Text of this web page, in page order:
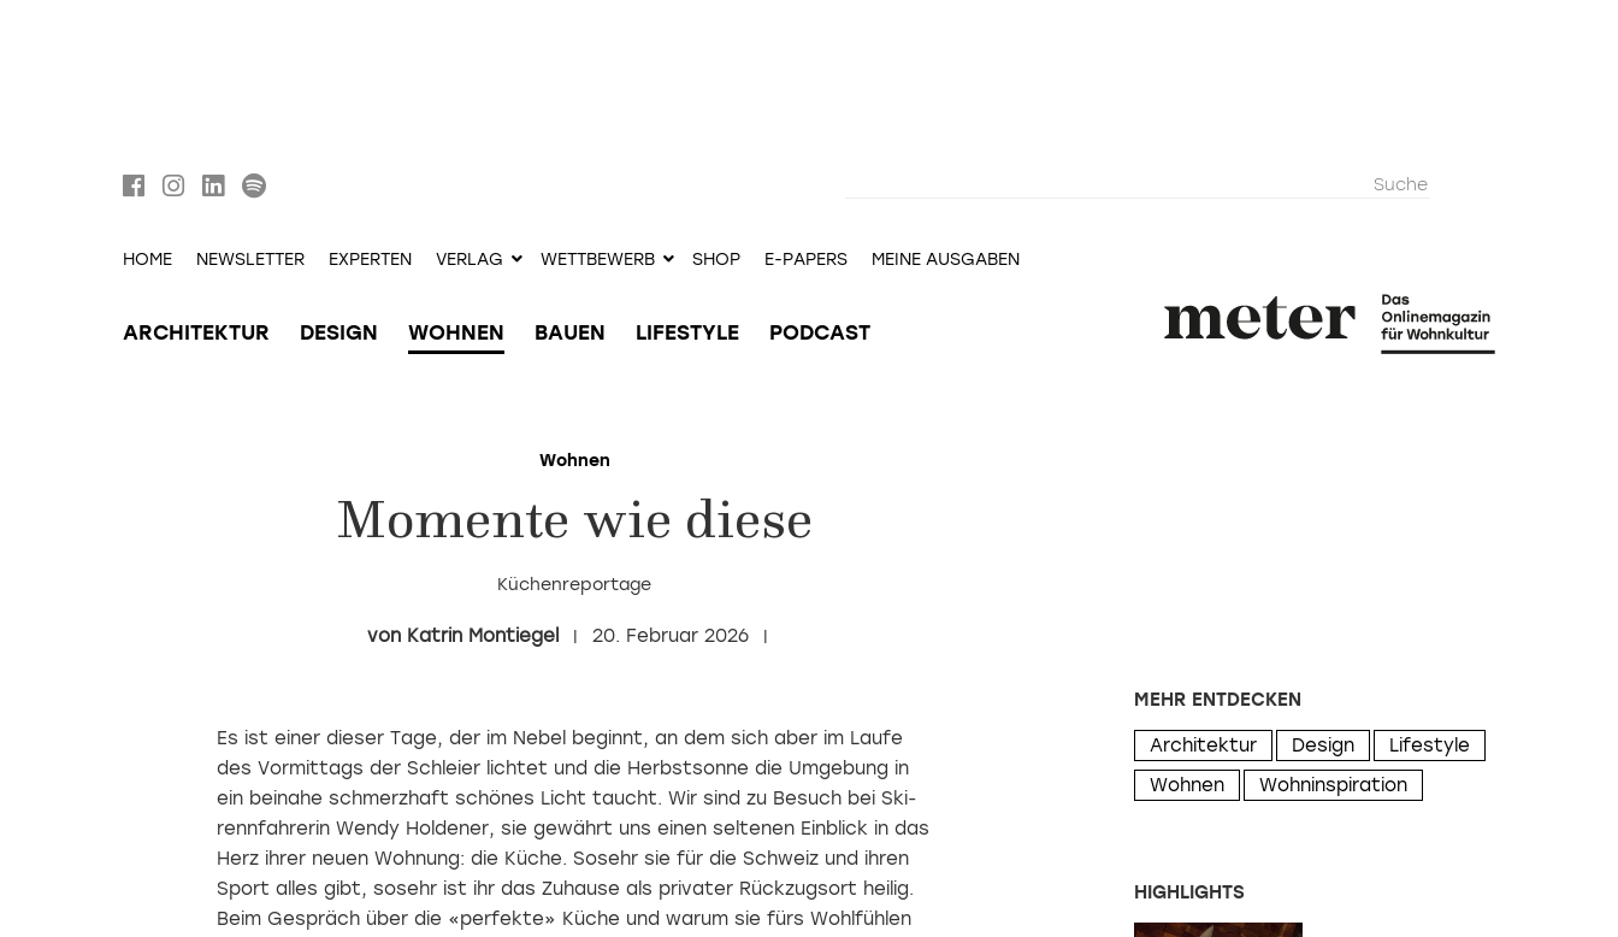
HOME NEWSLETTER EXPERTEN VERLAG WETTBEWERB SHOP E-PAPERS MEINE AUSGABEN
ARCHITEKTUR DESIGN WOHNEN BAUEN LIFESTYLE PODCAST
Wohnen
Momente wie diese
Küchenreportage
Katrin Montiegel 20. Februar 2026
Es ist einer dieser Tage, der im Nebel beginnt, an dem sich aber im Laufe
des Vormittags der Schleier lichtet und die Herbstsonne die Um­gebung in
ein beinahe schmerzhaft schönes Licht taucht. Wir sind zu Besuch bei Ski­
rennfahrerin Wendy Holdener, sie gewährt uns einen seltenen Einblick in das
Herz ihrer neuen Wohnung: die Küche. Sosehr sie für die Schweiz und ihren
Sport alles gibt, sosehr ist ihr das Zuhause als privater Rückzugsort heilig.
Beim Gespräch über die «perfekte» Küche und warum sie fürs Wohlfühlen
MEHR ENTDECKEN
Architektur Design
Lifestyle
Wohnen
Wohninspiration
HIGHLIGHTS